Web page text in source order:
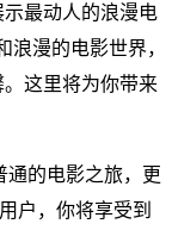
最动人的浪漫电
浪漫的电影世界，
这里将为你带来
通的电影之旅，更
户，你将享受到